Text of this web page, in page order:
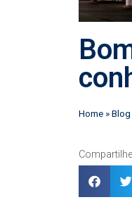
Home »Blog
Compartilhe